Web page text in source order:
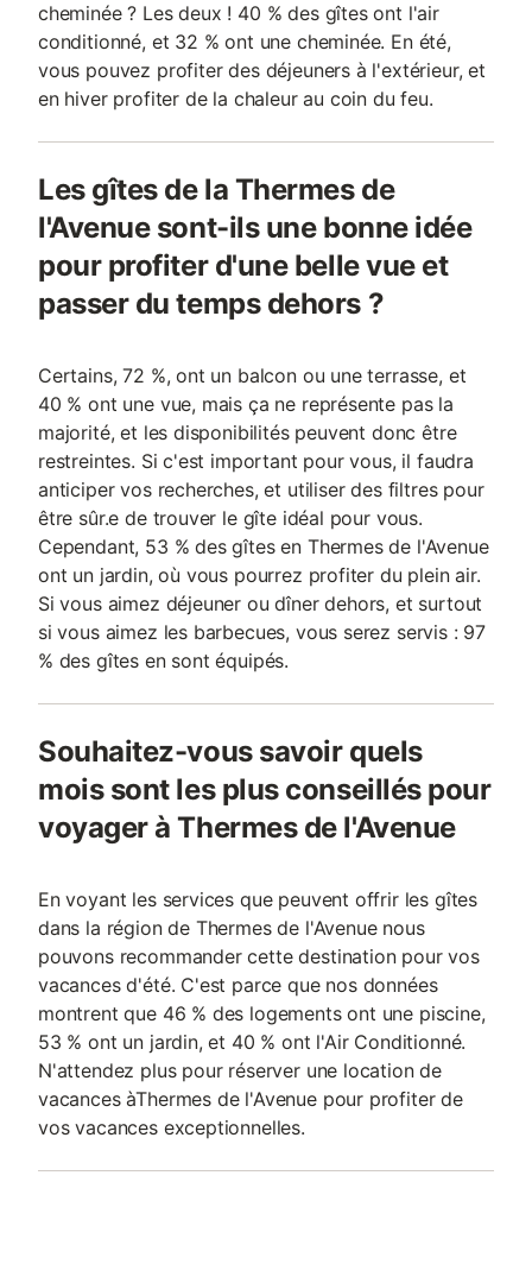
cheminée ? Les deux ! 40 % des gîtes ont l'air
conditionné, et 32 % ont une cheminée. En été,
vous pouvez profiter des déjeuners à l'extérieur, et
en hiver profiter de la chaleur au coin du feu.
Les gîtes de la Thermes de
l'Avenue sont-ils une bonne idée
pour profiter d'une belle vue et
passer du temps dehors ?
Certains, 72 %, ont un balcon ou une terrasse, et
40 % ont une vue, mais ça ne représente pas la
majorité, et les disponibilités peuvent donc être
restreintes. Si c'est important pour vous, il faudra
anticiper vos recherches, et utiliser des filtres pour
être sûr.e de trouver le gîte idéal pour vous.
Cependant, 53 % des gîtes en Thermes de l'Avenue
ont un jardin, où vous pourrez profiter du plein air.
Si vous aimez déjeuner ou dîner dehors, et surtout
si vous aimez les barbecues, vous serez servis : 97
% des gîtes en sont équipés.
Souhaitez-vous savoir quels
mois sont les plus conseillés pour
voyager à Thermes de l'Avenue
En voyant les services que peuvent offrir les gîtes
dans la région de Thermes de l'Avenue nous
pouvons recommander cette destination pour vos
vacances d'été. C'est parce que nos données
montrent que 46 % des logements ont une piscine,
53 % ont un jardin, et 40 % ont l'Air Conditionné.
N'attendez plus pour réserver une location de
vacances àThermes de l'Avenue pour profiter de
vos vacances exceptionnelles.